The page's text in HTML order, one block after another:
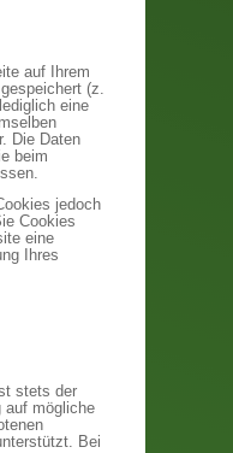
auf Ihrem
(z.
eine
Die Daten
beim
jedoch
Cookies
eine
Ihres
stets der
auf mögliche
Bei